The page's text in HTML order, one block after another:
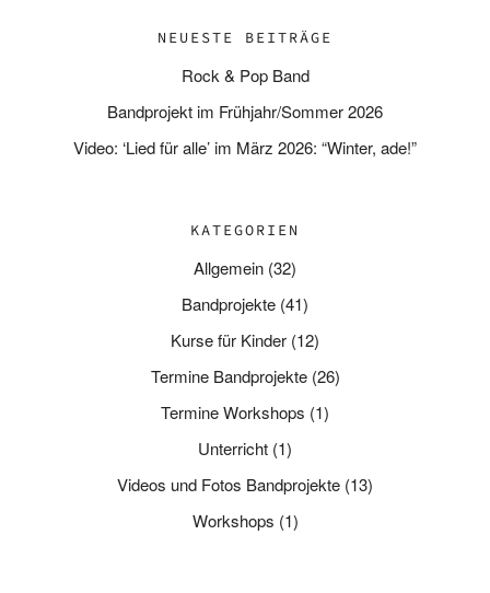
NEUESTE BEITRÄGE
Rock & Pop Band
Bandprojekt im Frühjahr/Sommer 2026
Video: ‘Lied für alle’ im März 2026: “Winter, ade!”
KATEGORIEN
Allgemein (32)
Bandprojekte (41)
Kurse für Kinder (12)
Termine Bandprojekte(26)
Termine Workshops (1)
Unterricht (1)
Videos und Fotos Bandprojekte (13)
Workshops (1)